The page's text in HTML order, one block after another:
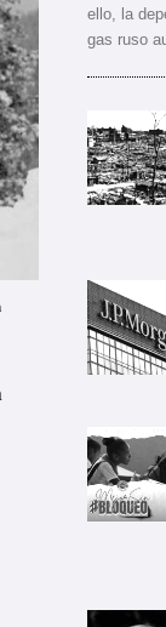
ello, la
gas ruso